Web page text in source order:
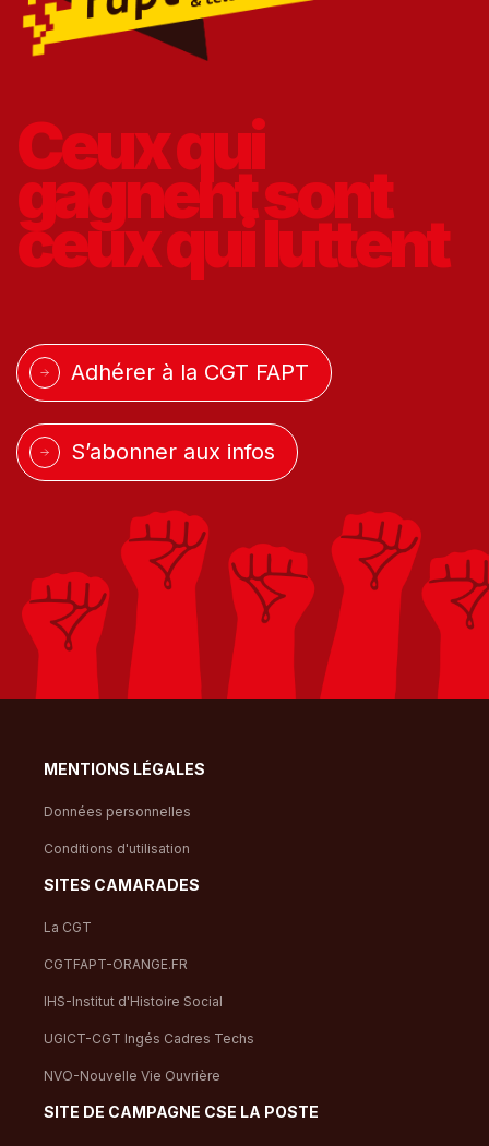
Ceux qui
gagnentsont
ceux quiluttent
Adhérer à la CGT FAPT
S’abonner aux infos
MENTIONS LÉGALES
Données personnelles
Conditions d'utilisation
SITES CAMARADES
La CGT
CGTFAPT-ORANGE.FR
IHS-Institut d'Histoire Social
UGICT-CGT Ingés Cadres Techs
NVO-Nouvelle Vie Ouvrière
SITE DE CAMPAGNE CSE LA POSTE